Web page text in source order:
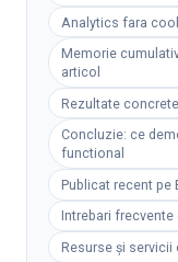
Analytics fara
Memorie
articol
Rezultate
Concluzie: ce
functional
Publicat recent pe
Intrebari
Resurse și servicii